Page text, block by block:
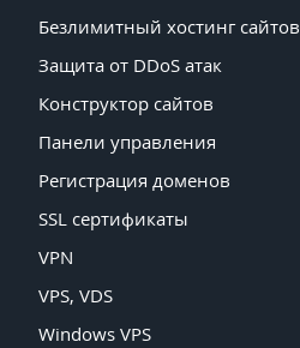
Безлимитный хостинг сайтов
Защита от DDoS атак
Конструктор сайтов
Панели управления
Регистрация доменов
SSL сертификаты
VPN
VPS, VDS
Windows VPS